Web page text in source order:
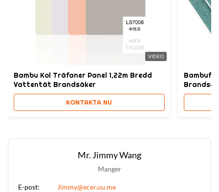
High Light:
VIDEO
Bambu Kol Träfaner Panel 1,22m Bredd
Vattentät Brandsäker
KONTAKTA NU
Mr. Jimmy Wang
Manger
E-post:
Jimmy@ecer.uu.me